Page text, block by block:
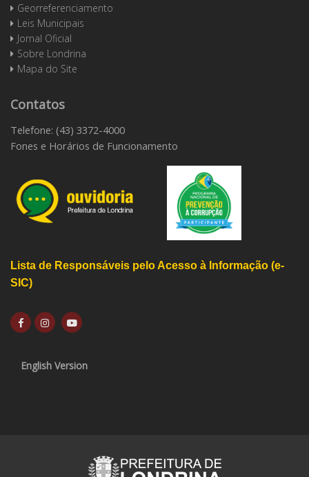
Georreferenciamento
Leis Municipais
Jornal Oficial
Sobre Londrina
Mapa do Site
Contatos
Telefone: (43) 3372-4000
Fones e Horários de Funcionamento
Lista de Responsáveis pelo Acesso à Informação (e-
SIC)
English Version